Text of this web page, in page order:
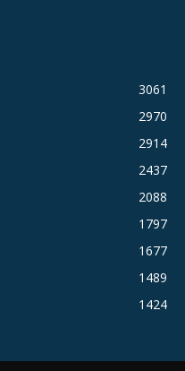
3061
2970
2914
2437
2088
1797
1677
1489
1424